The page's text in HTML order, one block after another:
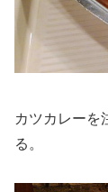
カツカレーを
る。